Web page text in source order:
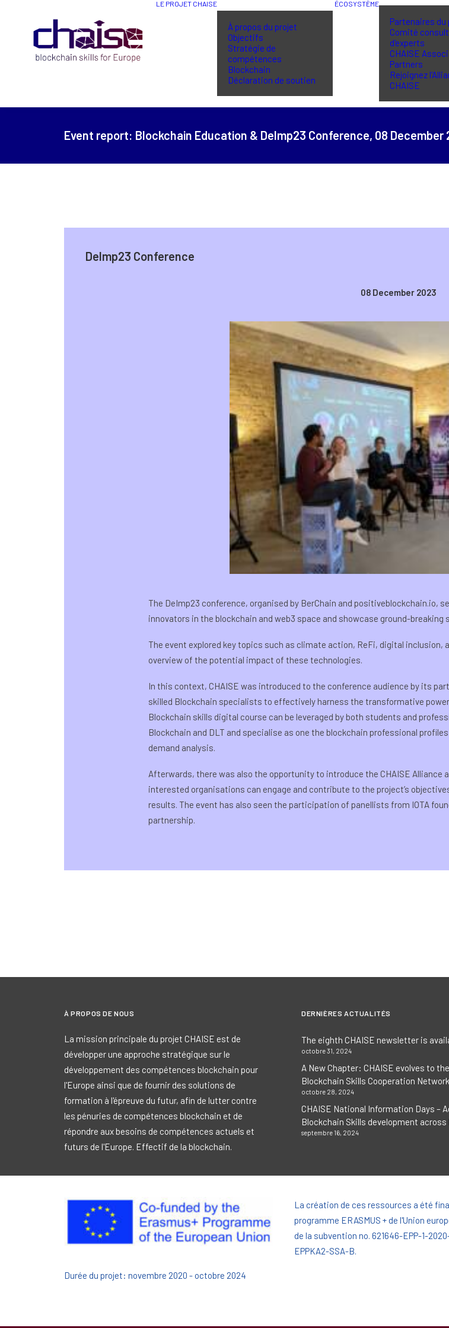
LE PROJET CHAISE
À propos du projet
Objectifs
Stratégie de
compétences
Blockchain
Déclaration de soutien
ÉCOSYSTÈME
Partenaires du
Comité
d'experts
CHAISE
Partners
Rejoignez
CHAISE
Event report: Blockchain Education & DeImp23 Conference, 08 December
DeImp23 Conference
08 December 2023
The DeImp23 conference, organised by BerChain and positiveblockchain.io,
innovators in the blockchain and web3 space and showcase ground-
The event explored key topics such as climate action, ReFi, digital inclusion,
overview of the potential impact of these technologies.
In this context, CHAISE was introduced to the conference audience by its
skilled Blockchain specialists to effectively harness the transformative
Blockchain skills digital course can be leveraged by both students and
Blockchain and DLT and specialise as one the blockchain professional
demand analysis.
Afterwards, there was also the opportunity to introduce the CHAISE Alliance
interested organisations can engage and contribute to the project’s
results. The event has also seen the participation of panellists from IOTA
partnership.
À PROPOS DE NOUS
La mission principale du projet CHAISE est de
développer une approche stratégique sur le
développement des compétences blockchain pour
l'Europe ainsi que de fournir des solutions de
formation à l'épreuve du futur, afin de lutter contre
les pénuries de compétences blockchain et de
répondre aux besoins de compétences actuels et
futurs de l'Europe. Effectif de la blockchain.
DERNIÈRES ACTUALITÉS
The eighth CHAISE newsletter is
octobre 31, 2024
A New Chapter: CHAISE evolves to
Blockchain Skills Cooperation
octobre 28, 2024
CHAISE National Information Days –
Blockchain Skills development across
septembre 16, 2024
Durée du projet: novembre 2020 - octobre 2024
La création de ces ressources a été
programme ERASMUS + de l'Union
de la subvention no. 621646-EPP-1-
EPPKA2-SSA-B.